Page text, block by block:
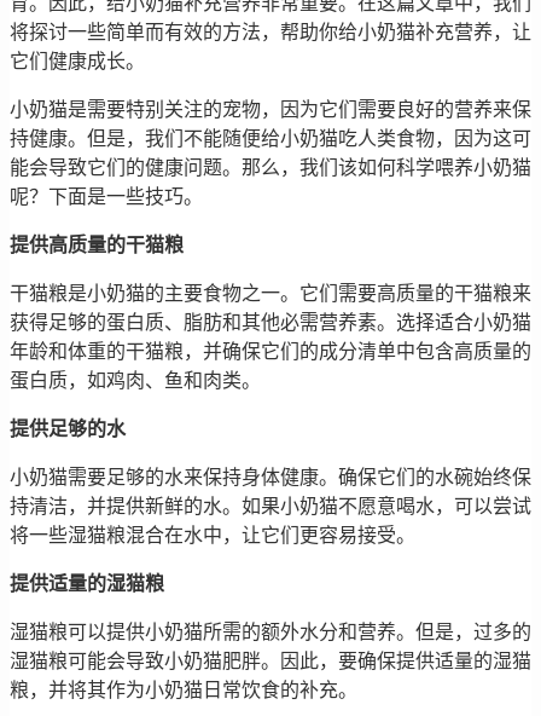
将探讨一些简单而有效的方法，帮助你给小奶猫补充营养，让
它们健康成长。
小奶猫是需要特别关注的宠物，因为它们需要良好的营养来保
持健康。但是，我们不能随便给小奶猫吃人类食物，因为这可
能会导致它们的健康问题。那么，我们该如何科学喂养小奶猫
呢？下面是一些技巧。
提供高质量的干猫粮
干猫粮是小奶猫的主要食物之一。它们需要高质量的干猫粮来
获得足够的蛋白质、脂肪和其他必需营养素。选择适合小奶猫
年龄和体重的干猫粮，并确保它们的成分清单中包含高质量的
蛋白质，如鸡肉、鱼和肉类。
提供足够的水
小奶猫需要足够的水来保持身体健康。确保它们的水碗始终保
持清洁，并提供新鲜的水。如果小奶猫不愿意喝水，可以尝试
将一些湿猫粮混合在水中，让它们更容易接受。
提供适量的湿猫粮
湿猫粮可以提供小奶猫所需的额外水分和营养。但是，过多的
湿猫粮可能会导致小奶猫肥胖。因此，要确保提供适量的湿猫
粮，并将其作为小奶猫日常饮食的补充。